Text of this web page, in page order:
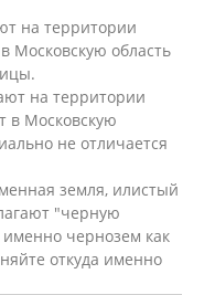
на территории
Московскую область
на территории
в Московскую
не отличается
земля, илистый
"черную
чернозем как
откуда именно